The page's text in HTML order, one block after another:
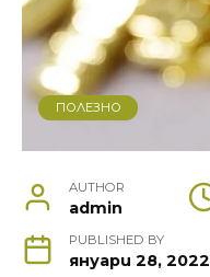
ПОЛЕЗНО
AUTHOR
admin
PUBLISHED BY
януари 28, 2022